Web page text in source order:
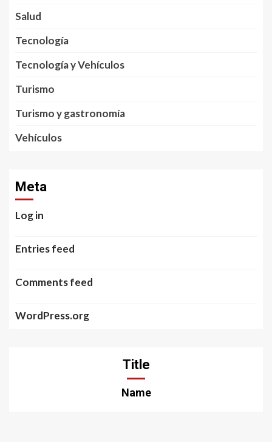
Salud
Tecnología
Tecnología y Vehículos
Turismo
Turismo y gastronomía
Vehículos
Meta
Log in
Entries feed
Comments feed
WordPress.org
Title
Name